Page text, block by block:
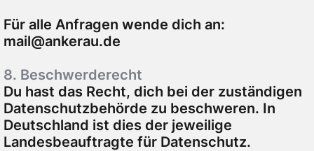
Für alle Anfragen wende dich an:
mail@ankerau.de
8. Beschwerderecht
Du hast das Recht, dich bei der zuständigen
Datenschutzbehörde zu beschweren. In
Deutschland ist dies der jeweilige
Landesbeauftragte für Datenschutz.